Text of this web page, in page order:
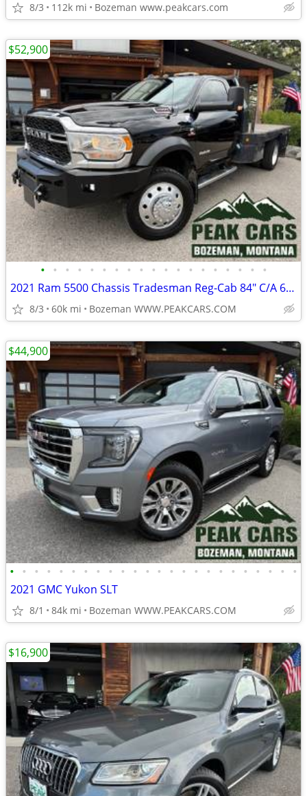
8/3 112k mi Bozeman www.peakcars.com
• • • • • • • • • • • • • • • • • • •
2021 Ram 5500 Chassis Tradesman Reg-Cab 84" C/A 60,000 Miles 4x4
8/3 60k mi Bozeman WWW.PEAKCARS.COM
$52,900
• • • • • • • • • • • • • • • • • • • • • • • •
2021 GMC Yukon SLT
8/1 84k mi Bozeman WWW.PEAKCARS.COM
$44,900
$16,900